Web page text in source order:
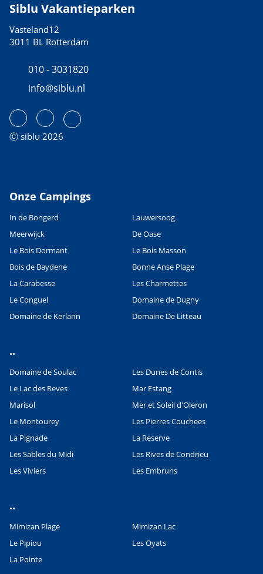
OpenStreetMapcontributors, Points © 2012 LINZ
Siblu Vakantieparken
Vasteland12
3011 BL Rotterdam
010 - 3031820
info@siblu.nl
ⓒ siblu 2026
Onze Campings
In de Bongerd
Lauwersoog
Meerwijck
De Oase
Le Bois Dormant
Le Bois Masson
Bois de Baydene
Bonne Anse Plage
La Carabesse
Les Charmettes
Le Conguel
Domaine de Dugny
Domaine de Kerlann
Domaine De Litteau
..
Domaine de Soulac
Les Dunes de Contis
Le Lac des Reves
Mar Estang
Marisol
Mer et Soleil d'Oleron
Le Montourey
Les Pierres Couchees
La Pignade
La Reserve
Les Sables du Midi
Les Rives de Condrieu
Les Viviers
Les Embruns
..
Mimizan Plage
Mimizan Lac
Le Pipiou
Les Oyats
La Pointe